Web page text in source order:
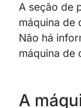
A seção de
máquina de
Não há
máquina de
A